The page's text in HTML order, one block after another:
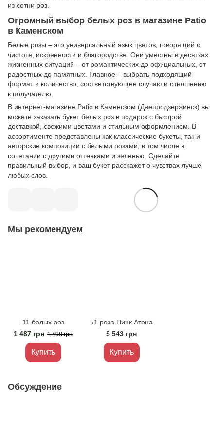
из сотни роз.
Огромный выбор белых роз в магазине Patio
в Каменском
Белые розы – это универсальный язык цветов, говорящий о
чистоте, искренности и благородстве. Они уместны в десятках
жизненных ситуаций – от романтических до официальных, от
радостных до памятных. Главное – выбрать подходящий
формат и количество, соответствующее случаю и отношению
к получателю.
В интернет-магазине Patio в Каменском (Днепродзержинск) вы
можете заказать букет белых роз в подарок с быстрой
доставкой, свежими цветами и стильным оформлением. В
ассортименте представлены как классические букеты, так и
авторские композиции с белыми розами, в том числе в
сочетании с другими оттенками и зеленью. Сделайте
правильный выбор, и ваш букет расскажет о чувствах лучше
любых слов.
Мы рекомендуем
11 белых роз
1 487 грн 1 498 грн
Купить
51 роза Пинк Атена
5 543 грн
Купить
Обсуждение